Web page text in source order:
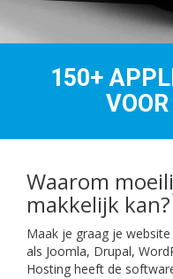
150+
Waarom
makkelijk kan?
Maak je graag je
als Joomla, Drupal,
Hosting heeft de